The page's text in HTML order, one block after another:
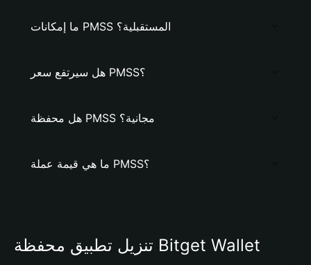
ما إمكانات PMSS المستقبلية؟
هل سيرتفع سعر PMSS؟
هل محفظة PMSS مجانية؟
ما هي قيمة عملة PMSS؟
تنزيل تطبيق محفظة Bitget Wallet